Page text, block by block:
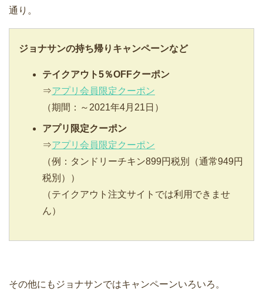
通り。
ジョナサンの持ち帰りキャンペーンなど
テイクアウト5％OFFクーポン
⇒アプリ会員限定クーポン
（期間：～2021年4月21日）
アプリ限定クーポン
⇒アプリ会員限定クーポン
（例：タンドリーチキン899円税別（通常949円
税別））
（テイクアウト注文サイトでは利用できませ
ん）
その他にもジョナサンではキャンペーンいろいろ。